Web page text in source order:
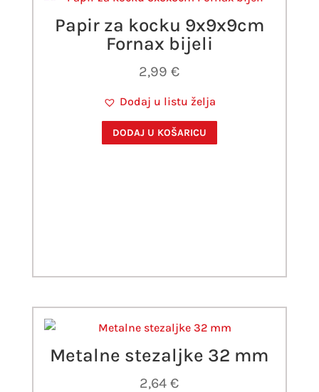
Papir za kocku 9x9x9cm
Fornax bijeli
2,99€
Dodaj u listu želja
DODAJ U KOŠARICU
Metalne stezaljke 32 mm
2,64€